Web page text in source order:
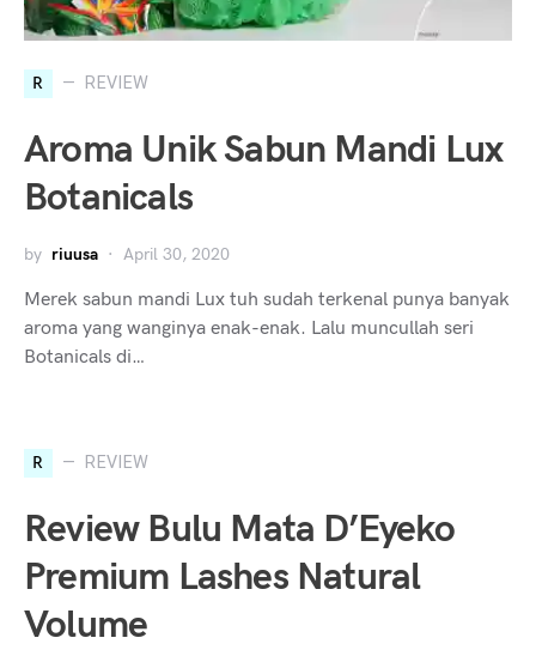
R REVIEW
Aroma Unik Sabun Mandi Lux
Botanicals
by riuusa April 30, 2020
Merek sabun mandi Lux tuh sudah terkenal punya banyak
aroma yang wanginya enak-enak. Lalu muncullah seri
Botanicals di…
R REVIEW
Review Bulu Mata D’Eyeko
Premium Lashes Natural
Volume